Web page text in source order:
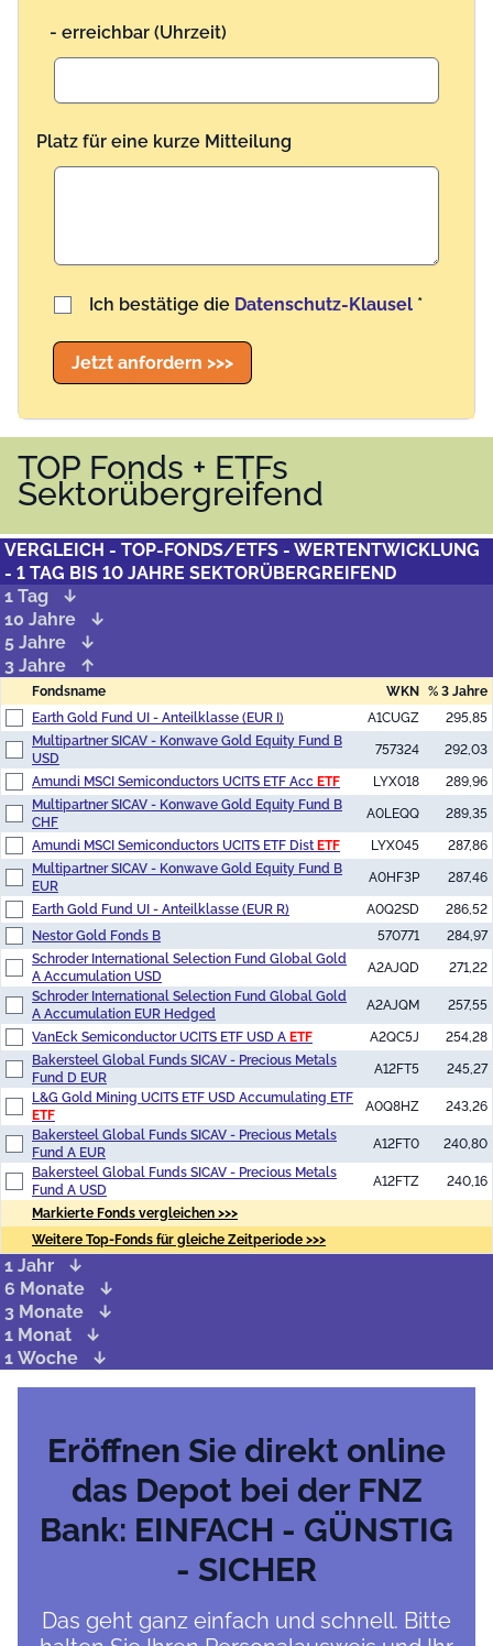
- erreichbar (Uhrzeit)
Platz für eine kurze Mitteilung
Benutzername
Ich bestätige die Datenschutz-Klausel *
Jetzt anfordern >>>
TOP Fonds + ETFs
Sektorübergreifend
VERGLEICH - TOP-FONDS/ETFS - WERTENTWICKLUNG
- 1 TAG BIS 10 JAHRE SEKTORÜBERGREIFEND
1 Tag
10 Jahre
5 Jahre
3 Jahre
Fondsname WKN
% 3 Jahre
Earth Gold Fund UI - Anteilklasse (EUR I)
A1CUGZ
295,85
Multipartner SICAV - Konwave Gold Equity Fund B
USD
757324 292,03
Amundi MSCI Semiconductors UCITS ETF Acc ETF LYX018
289,96
Multipartner SICAV - Konwave Gold Equity Fund B
CHF
A0LEQQ 289,35
Amundi MSCI Semiconductors UCITS ETF Dist ETF LYX045
287,86
Multipartner SICAV - Konwave Gold Equity Fund B
EUR
A0HF3P 287,46
Earth Gold Fund UI - Anteilklasse (EUR R) A0Q2SD
286,52
Nestor Gold Fonds B
570771
284,97
Schroder International Selection Fund Global Gold
A Accumulation USD
A2AJQD
271,22
Schroder International Selection Fund Global Gold
A Accumulation EUR Hedged
A2AJQM 257,55
VanEck Semiconductor UCITS ETF USD A ETF A2QC5J
254,28
Bakersteel Global Funds SICAV - Precious Metals
Fund D EUR
A12FT5
245,27
L&G Gold Mining UCITS ETF USD Accumulating ETF
ETF
A0Q8HZ
243,26
Bakersteel Global Funds SICAV - Precious Metals
Fund A EUR
A12FT0
240,80
Bakersteel Global Funds SICAV - Precious Metals
Fund A USD
A12FTZ 240,16
Markierte Fonds vergleichen >>>
Weitere Top-Fonds für gleiche Zeitperiode >>>
1 Jahr
6 Monate
3 Monate
1 Monat
1 Woche
Eröffnen Sie direkt online
das Depot bei der FNZ
Bank: EINFACH - GÜNSTIG
- SICHER
Das geht ganz einfach und schnell. Bitte